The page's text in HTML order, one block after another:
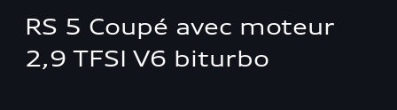
RS 5 Coupé avec moteur
2,9 TFSI V6 biturbo